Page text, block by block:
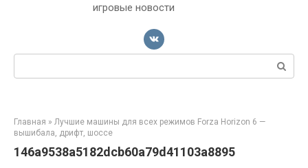
игровые новости
Поиск:
Главная » Лучшие машины для всех режимов Forza Horizon 6 —
вышибала, дрифт, шоссе
146a9538a5182dcb60a79d41103a8895